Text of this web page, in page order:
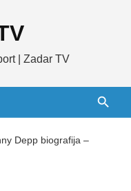
| Zadar TV
Depp biografija –